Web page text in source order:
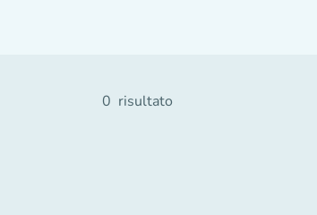
0 risultato